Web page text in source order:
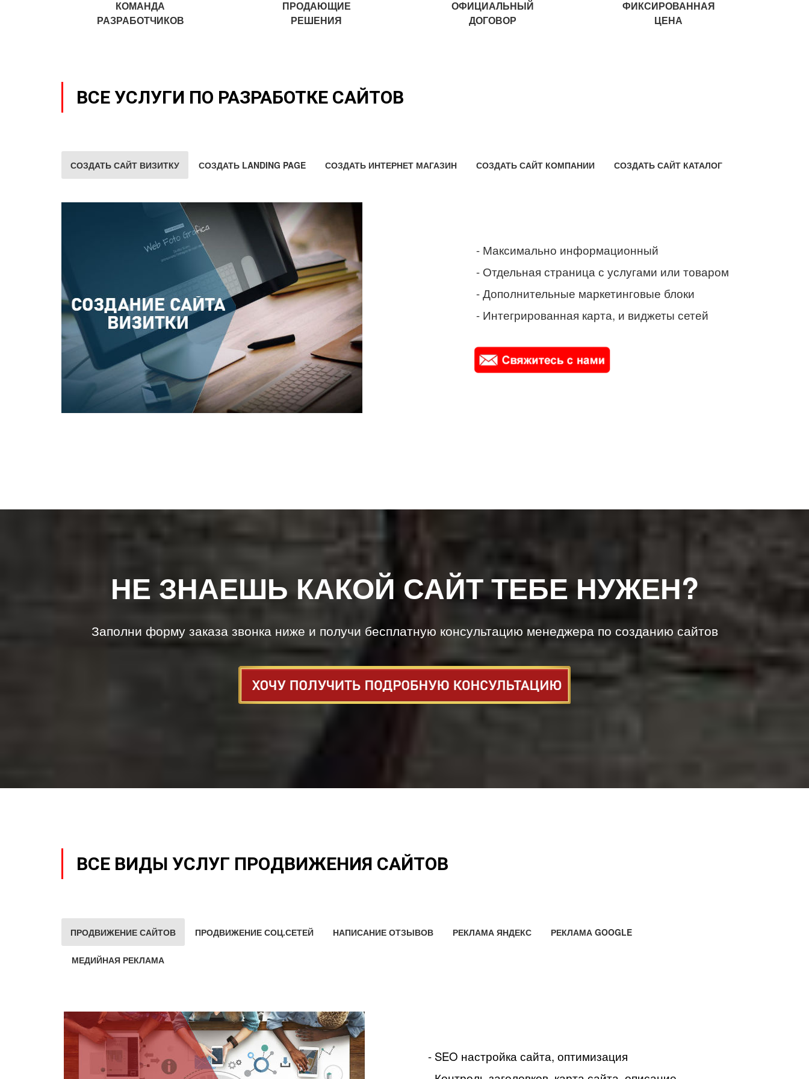
КОМАНДА
РАЗРАБОТЧИКОВ
ПРОДАЮЩИЕ
РЕШЕНИЯ
ОФИЦИАЛЬНЫЙ
ДОГОВОР
ФИКСИРОВАННАЯ
ЦЕНА
ВСЕ УСЛУГИ ПО РАЗРАБОТКЕ САЙТОВ
СОЗДАТЬ САЙТ ВИЗИТКУ СОЗДАТЬ LANDING PAGE СОЗДАТЬ ИНТЕРНЕТ МАГАЗИН СОЗДАТЬ САЙТ КОМПАНИИ СОЗДАТЬ САЙТ КАТАЛОГ
- Максимально информационный
- Отдельная страница с услугами или товаром
- Дополнительные маркетинговые блоки
- Интегрированная карта, и виджеты сетей
НЕ ЗНАЕШЬ КАКОЙ САЙТ ТЕБЕ НУЖЕН?
Заполни форму заказа звонка ниже и получи бесплатную консультацию менеджера по созданию сайтов
ВСЕ ВИДЫ УСЛУГ ПРОДВИЖЕНИЯ САЙТОВ
ПРОДВИЖЕНИЕ САЙТОВ ПРОДВИЖЕНИЕ СОЦ.СЕТЕЙ НАПИСАНИЕ ОТЗЫВОВ РЕКЛАМА ЯНДЕКС РЕКЛАМА GOOGLE
МЕДИЙНАЯ РЕКЛАМА
- SEO настройка сайта, оптимизация